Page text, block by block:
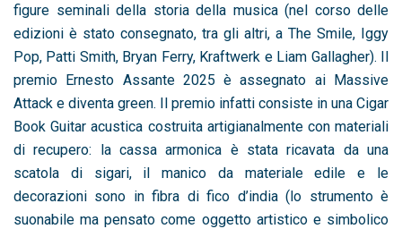
figure seminali della storia della musica (nel corso delle
edizioni è stato consegnato, tra gli altri, a The Smile, Iggy
Pop, Patti Smith, Bryan Ferry, Kraftwerk e Liam Gallagher). Il
premio Ernesto Assante 2025 è assegnato ai Massive
Attack e diventa green. Il premio infatti consiste in una Cigar
Book Guitar acustica costruita artigianalmente con materiali
di recupero: la cassa armonica è stata ricavata da una
scatola di sigari, il manico da materiale edile e le
decorazioni sono in fibra di fico d’india (lo strumento è
suonabile ma pensato come oggetto artistico e simbolico